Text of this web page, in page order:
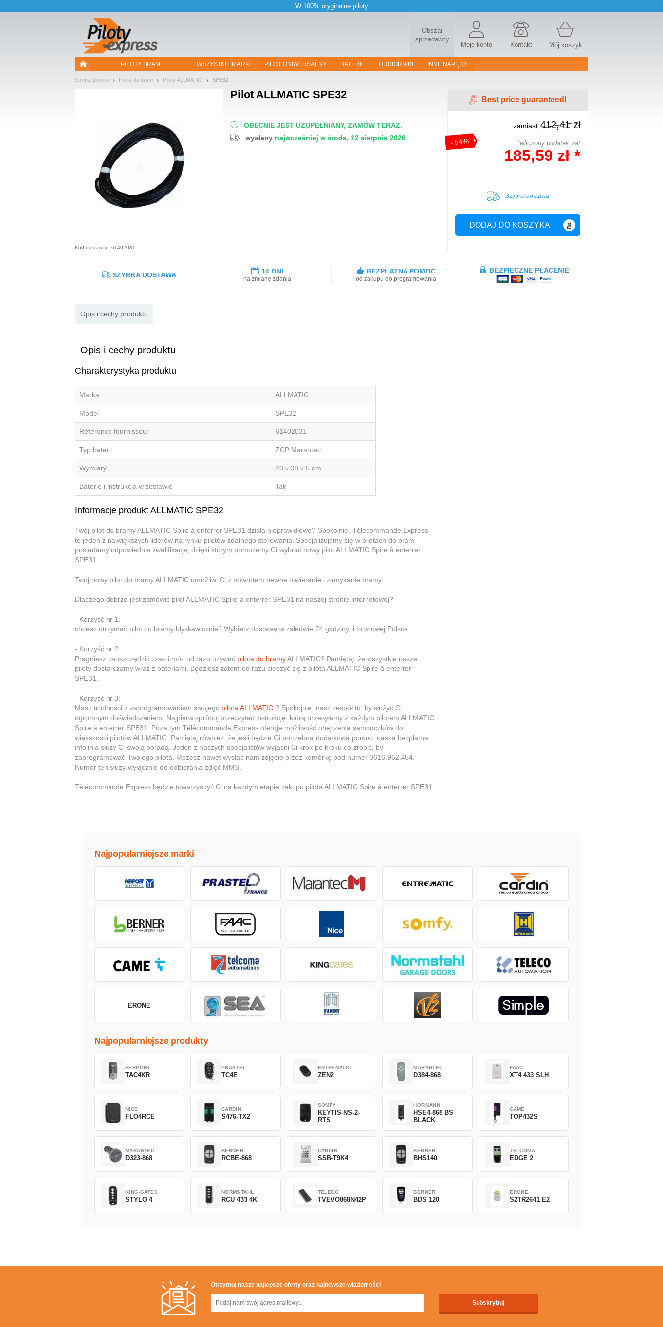
W 100% oryginalne piloty
Obszar
sprzedawcy
Moje konto Kontakt Mój koszyk
PILOTY BRAM WSZYSTKIE MARKI PILOT UNIWERSALNY BATERIE ODBIORNIKI INNE NAPĘDY
Strona główna Piloty do bram Piloty ALLMATIC SPE32
Pilot ALLMATIC SPE32
OBECNIE JEST UZUPEŁNIANY, ZAMÓW TERAZ.
wysłany najwcześniej w środa, 12 sierpnia 2026
Best price guaranteed!
- 54%
zamiast 412,41 zł
*wliczony podatek vat
185,59 zł *
DODAJ DO KOSZYKA
Szybka dostawa
Kod dostawcy : 61402031
SZYBKA DOSTAWA 14 DNI
na zmianę zdania
BEZPŁATNA POMOC
od zakupu do programowania
BEZPIECZNE PŁACENIE
Opis i cechy produktu
Opis i cechy produktu
Charakterystyka produktu
Marka ALLMATIC
Model SPE32
Référence fournisseur 61402031
Typ baterii ZCP Marantec
Wymiary 23 x 38 x 5 cm
Baterie i instrukcja w zestawie Tak
Informacje produkt ALLMATIC SPE32
Twój pilot do bramy ALLMATIC Spire à enterrer SPE31 działa nieprawidłowo? Spokojnie, Télécommande Express
to jeden z największych liderów na rynku pilotów zdalnego sterowania. Specjalizujemy się w pilotach do bram –
posiadamy odpowiednie kwalifikacje, dzięki którym pomożemy Ci wybrać nowy pilot ALLMATIC Spire à enterrer
SPE31.
Twój nowy pilot do bramy ALLMATIC umożliwi Ci z powrotem pewne otwieranie i zamykanie bramy.
Dlaczego dobrze jest zamówić pilot ALLMATIC Spire à enterrer SPE31 na naszej stronie internetowej?
- Korzyść nr 1:
chcesz otrzymać pilot do bramy błyskawicznie? Wybierz dostawę w zaledwie 24 godziny, i to w całej Polsce.
- Korzyść nr 2:
Pragniesz zaoszczędzić czas i móc od razu używać pilota do bramyALLMATIC? Pamiętaj, że wszystkie nasze
piloty dostarczamy wraz z bateriami. Będziesz zatem od razu cieszyć się z pilota ALLMATIC Spire à enterrer
SPE31.
- Korzyść nr 3:
Masz trudności z zaprogramowaniem swojego pilota ALLMATIC ? Spokojnie, nasz zespół tu, by służyć Ci
ogromnym doświadczeniem. Najpierw spróbuj przeczytać instrukcję, którą przesyłamy z każdym pilotem ALLMATIC
Spire à enterrer SPE31. Poza tym Télécommande Express oferuje możliwość obejrzenia samouczków do
większości pilotów ALLMATIC. Pamiętaj również, że jeśli będzie Ci potrzebna dodatkowa pomoc, nasza bezpłatna
infolinia służy Ci swoją poradą. Jeden z naszych specjalistów wyjaśni Ci krok po kroku co zrobić, by
zaprogramować Twojego pilota. Możesz nawet wysłać nam zdjęcie przez komórkę pod numer 0616.962.454.
Numer ten służy wyłącznie do odbierania zdjęć MMS.
Télécommande Express będzie towarzyszyć Ci na każdym etapie zakupu pilota ALLMATIC Spire à enterrer SPE31.
Najpopularniejsze marki
ERONE
Najpopularniejsze produkty
FERPORT
TAC4KR
PRASTEL
TC4E
ENTREMATIC
ZEN2
MARANTEC
D384-868
FAAC
XT4 433 SLH
NICE
FLO4RCE
CARDIN
S476-TX2
SOMFY
KEYTIS-NS-2-
RTS
HORMANN
HSE4-868 BS
BLACK
CAME
TOP432S
MARANTEC
D323-868
BERNER
RCBE-868
CARDIN
SSB-T9K4
BERNER
BHS140
TELCOMA
EDGE 2
KING-GATES
STYLO 4
NORMSTAHL
RCU 433 4K
TELECO
TVEVO868N42P
BERNER
BDS 120
ERONE
S2TR2641 E2
Otrzymuj nasze najlepsze oferty oraz najnowsze wiadomości